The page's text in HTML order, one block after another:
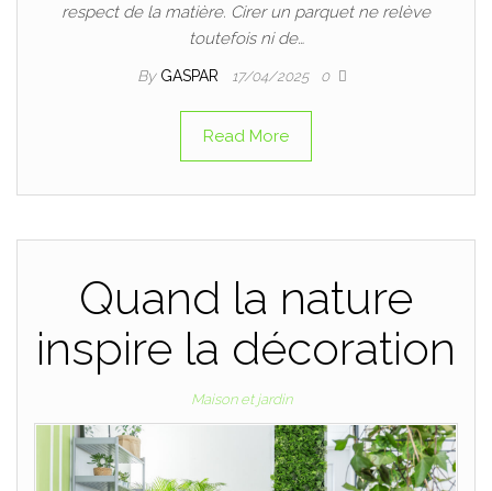
respect de la matière. Cirer un parquet ne relève
toutefois ni de…
By GASPAR 17/04/2025 0
Read More
Quand la nature
inspire la décoration
Maison et jardin